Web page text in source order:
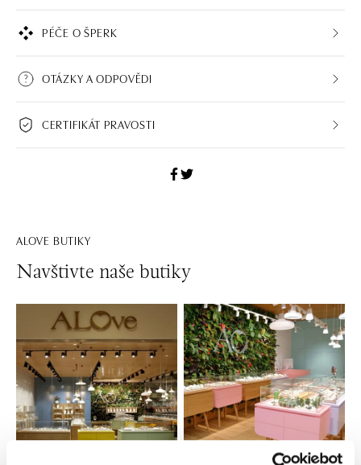
PÉČE O ŠPERK
OTÁZKY A ODPOVĚDI
CERTIFIKÁT PRAVOSTI
ALOVE BUTIKY
Navštivte naše butiky